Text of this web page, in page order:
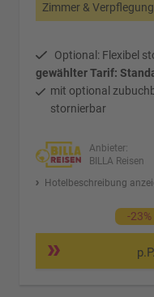
Zimmer &
Optional: Flexibel
gewählter Tarif:
mit optional
stornierbar
Anbieter:
BILLA Reisen
Hotelbeschreibung
-23%